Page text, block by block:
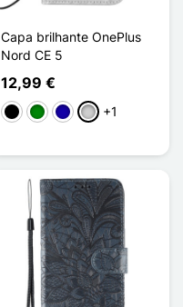
Capa brilhante OnePlus
Nord CE 5
12,99 €
PretoVerdeAzul Escuro
Prata
+1